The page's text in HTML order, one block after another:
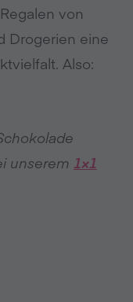
von
Drogerien eine
Also:
unserem 1×1